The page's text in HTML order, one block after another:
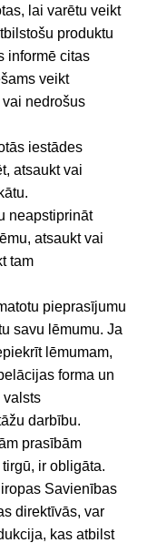
lai varētu veikt
produktu
informē citas
veikt
nedrošus
iestādes
atsaukt vai
neapstiprināt
atsaukt vai
tam
pieprasījumu
savu lēmumu. Ja
lēmumam,
forma un
valsts
darbību.
prasībām
ir obligāta.
Savienības
direktīvās, var
kas atbilst